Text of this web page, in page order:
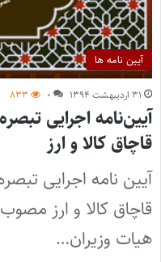
آیین نامه ها
۳۱ اردیبهشت ۱۳۹۴ ۰ ۸۳۳
قاچاق کالا و ارز
هیات وزیران…